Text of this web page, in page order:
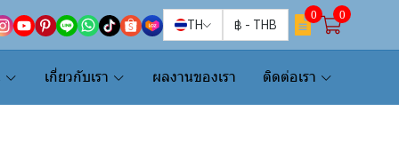
TH ฿ - THB
0 0
เกี่ยวกับเรา ผลงานของเรา ติดต่อเรา